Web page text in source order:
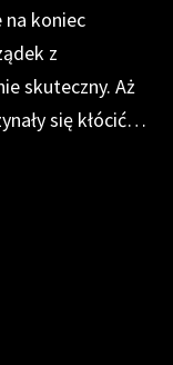
na koniec
z
skuteczny. Aż
się kłócić…